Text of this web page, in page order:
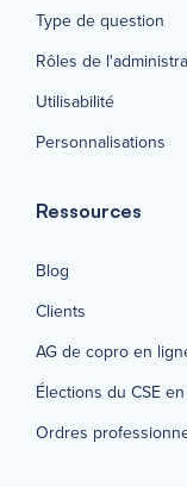
Type de question
Rôles de
Utilisabilité
Personnalisations
Ressources
Blog
Clients
AG de copro en
Élections du CSE
Ordres